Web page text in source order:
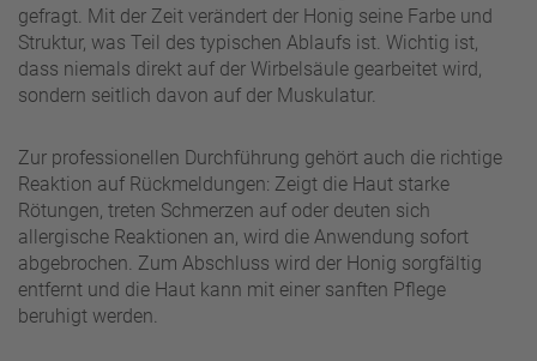
gefragt. Mit der Zeit verändert der Honig seine Farbe und
Struktur, was Teil des typischen Ablaufs ist. Wichtig ist,
dass niemals direkt auf der Wirbelsäule gearbeitet wird,
sondern seitlich davon auf der Muskulatur.
Zur professionellen Durchführung gehört auch die richtige
Reaktion auf Rückmeldungen: Zeigt die Haut starke
Rötungen, treten Schmerzen auf oder deuten sich
allergische Reaktionen an, wird die Anwendung sofort
abgebrochen. Zum Abschluss wird der Honig sorgfältig
entfernt und die Haut kann mit einer sanften Pflege
beruhigt werden.